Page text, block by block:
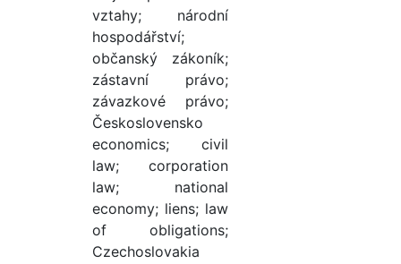
vztahy; národní
hospodářství;
občanský zákoník;
zástavní právo;
závazkové právo;
Československo
economics;civil
law;corporation
law; national
economy; liens; law
of obligations;
Czechoslovakia